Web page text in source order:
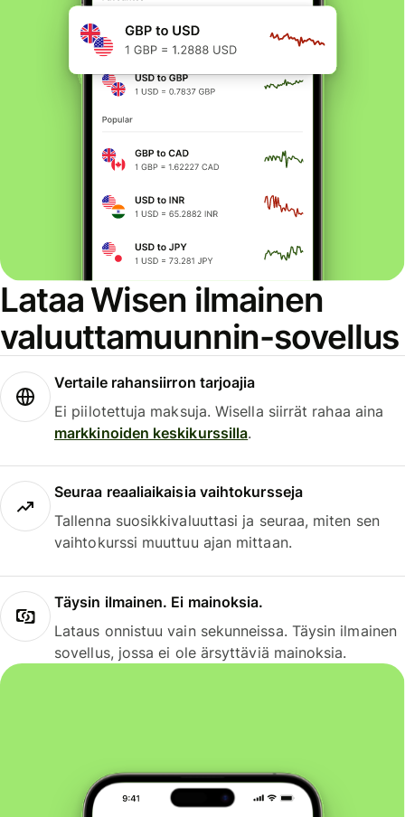
Lataa Wisen ilmainen
valuuttamuunnin-sovellus
Vertaile rahansiirron tarjoajia
Ei piilotettuja maksuja. Wisella siirrät rahaa aina
markkinoiden keskikurssilla.
Seuraa reaaliaikaisia vaihtokursseja
Tallenna suosikkivaluuttasi ja seuraa, miten sen
vaihtokurssi muuttuu ajan mittaan.
Täysin ilmainen. Ei mainoksia.
Lataus onnistuu vain sekunneissa. Täysin ilmainen
sovellus, jossa ei ole ärsyttäviä mainoksia.